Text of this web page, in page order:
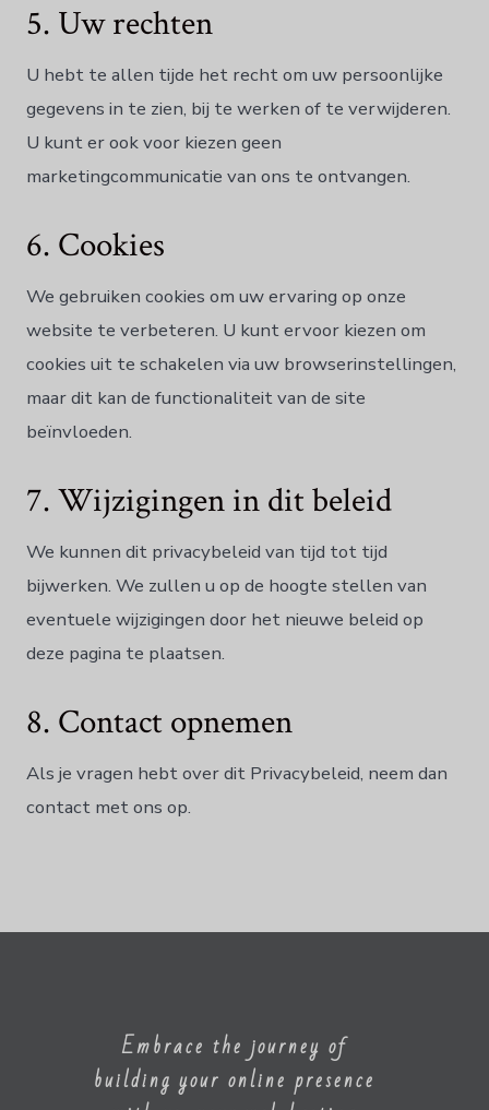
5. Uw rechten
U hebt te allen tijde het recht om uw persoonlijke
gegevens in te zien, bij te werken of te verwijderen.
U kunt er ook voor kiezen geen
marketingcommunicatie van ons te ontvangen.
6. Cookies
We gebruiken cookies om uw ervaring op onze
website te verbeteren. U kunt ervoor kiezen om
cookies uit te schakelen via uw browserinstellingen,
maar dit kan de functionaliteit van de site
beïnvloeden.
7. Wijzigingen in dit beleid
We kunnen dit privacybeleid van tijd tot tijd
bijwerken. We zullen u op de hoogte stellen van
eventuele wijzigingen door het nieuwe beleid op
deze pagina te plaatsen.
8. Contact opnemen
Als je vragen hebt over dit Privacybeleid, neem dan
contact met ons op.
Embrace the journey of
building your online presence